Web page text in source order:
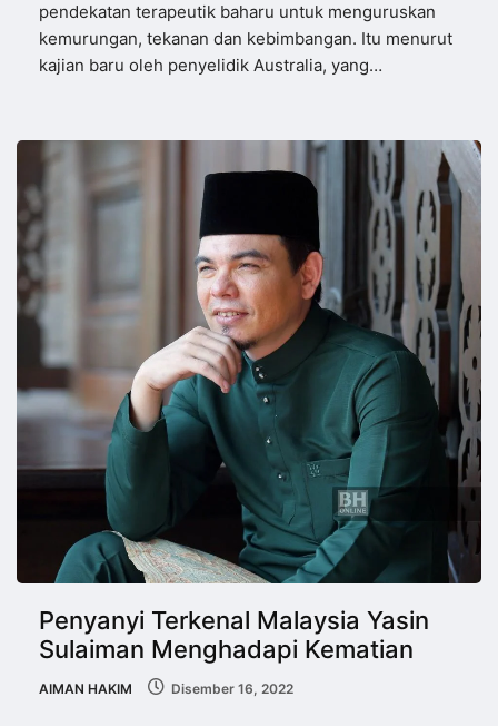
pendekatan terapeutik baharu untuk menguruskan
kemurungan, tekanan dan kebimbangan. Itu menurut
kajian baru oleh penyelidik Australia, yang…
Penyanyi Terkenal Malaysia Yasin
Sulaiman Menghadapi Kematian
AIMAN HAKIM Disember 16, 2022